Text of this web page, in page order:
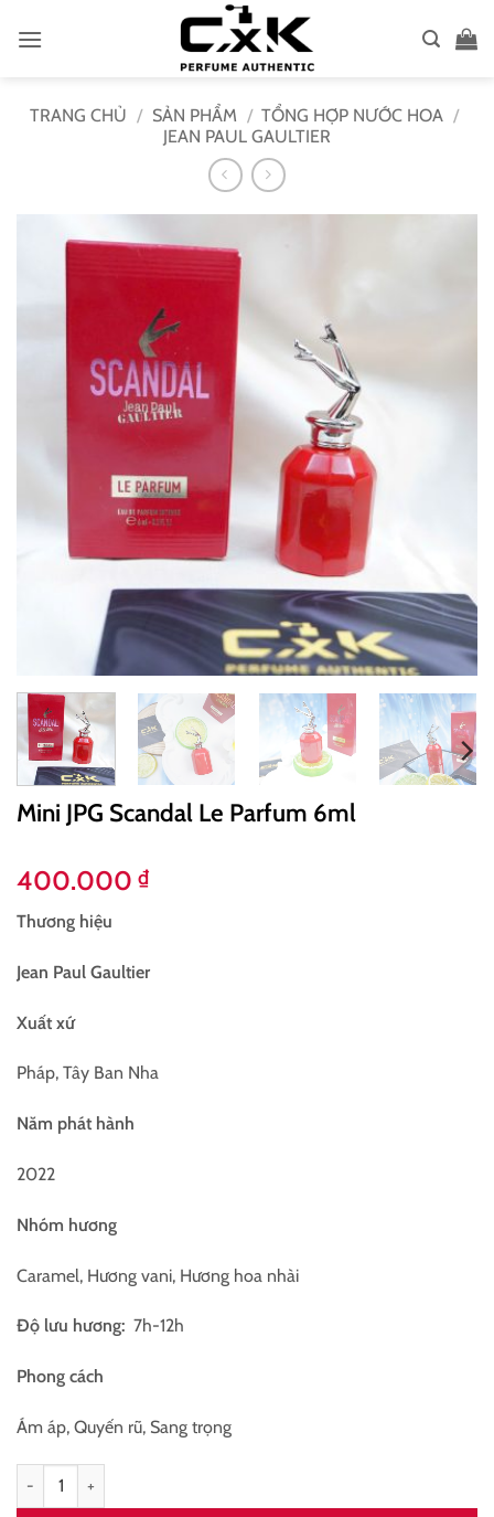
qua
TRANG CHỦ / SẢN PHẨM / TỔNG HỢP NƯỚC HOA /
JEAN PAUL GAULTIER
Mini JPG Scandal Le Parfum 6ml
400.000 ₫
Thương hiệu
Jean Paul Gaultier
Xuất xứ
Pháp, Tây Ban Nha
Năm phát hành
2022
Nhóm hương
Caramel, Hương vani, Hương hoa nhài
Độ lưu hương: 7h-12h
Phong cách
Ám áp, Quyến rũ, Sang trọng
Mini JPG Scandal Le Parfum 6ml số lượng